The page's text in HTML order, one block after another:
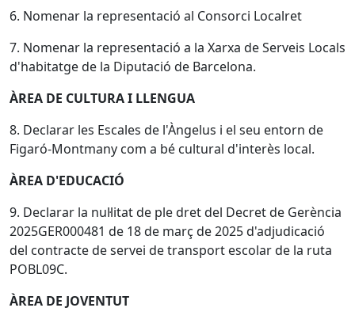
6. Nomenar la representació al Consorci Localret
7. Nomenar la representació a la Xarxa de Serveis Locals
d'habitatge de la Diputació de Barcelona.
ÀREA DE CULTURA I LLENGUA
8. Declarar les Escales de l'Àngelus i el seu entorn de
Figaró-Montmany com a bé cultural d'interès local.
ÀREA D'EDUCACIÓ
9. Declarar la nul·litat de ple dret del Decret de Gerència
2025GER000481 de 18 de març de 2025 d'adjudicació
del contracte de servei de transport escolar de la ruta
POBL09C.
ÀREA DE JOVENTUT